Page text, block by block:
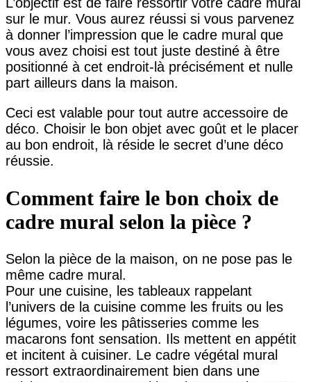
L’objectif est de faire ressortir votre cadre mural
sur le mur. Vous aurez réussi si vous parvenez
à donner l’impression que le cadre mural que
vous avez choisi est tout juste destiné à être
positionné à cet endroit-là précisément et nulle
part ailleurs dans la maison.
Ceci est valable pour tout autre accessoire de
déco. Choisir le bon objet avec goût et le placer
au bon endroit, là réside le secret d’une déco
réussie.
Comment faire le bon choix de
cadre mural selon la pièce ?
Selon la pièce de la maison, on ne pose pas le
même cadre mural.
Pour une cuisine, les tableaux rappelant
l’univers de la cuisine comme les fruits ou les
légumes, voire les pâtisseries comme les
macarons font sensation. Ils mettent en appétit
et incitent à cuisiner. Le cadre végétal mural
ressort extraordinairement bien dans une